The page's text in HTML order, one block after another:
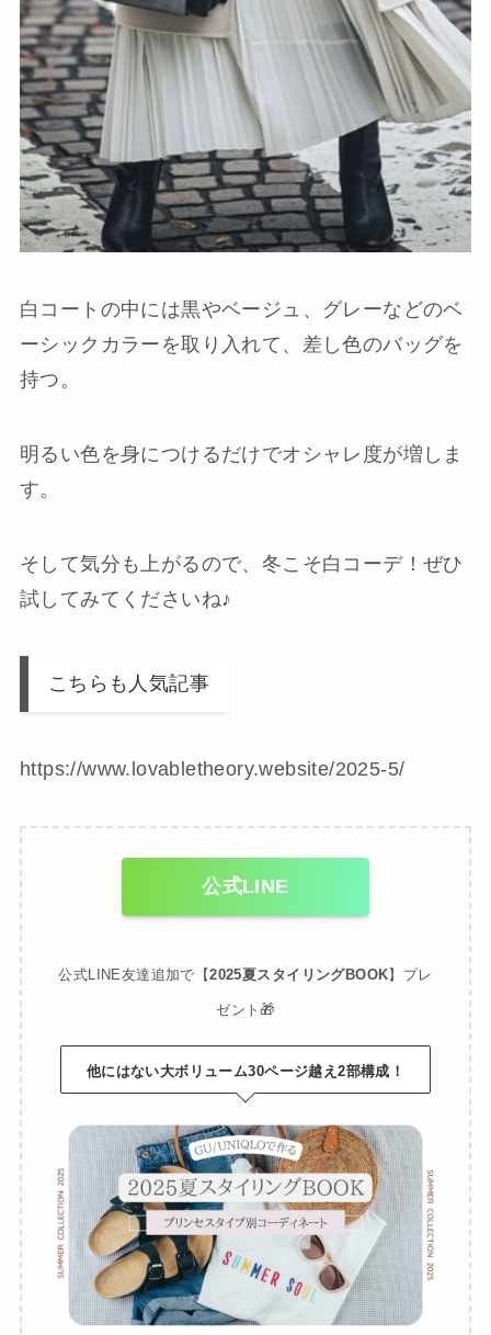
白コートの中には黒やベージュ、グレーなどのベ
ーシックカラーを取り入れて、差し色のバッグを
持つ。
明るい色を身につけるだけでオシャレ度が増しま
す。
そして気分も上がるので、冬こそ白コーデ！ぜひ
試してみてくださいね♪
こちらも人気記事
https://www.lovabletheory.website/2025-5/
公式LINE
公式LINE友達追加で【2025夏スタイリングBOOK】プレ
ゼント🎁
他にはない大ボリューム30ページ越え2部構成！